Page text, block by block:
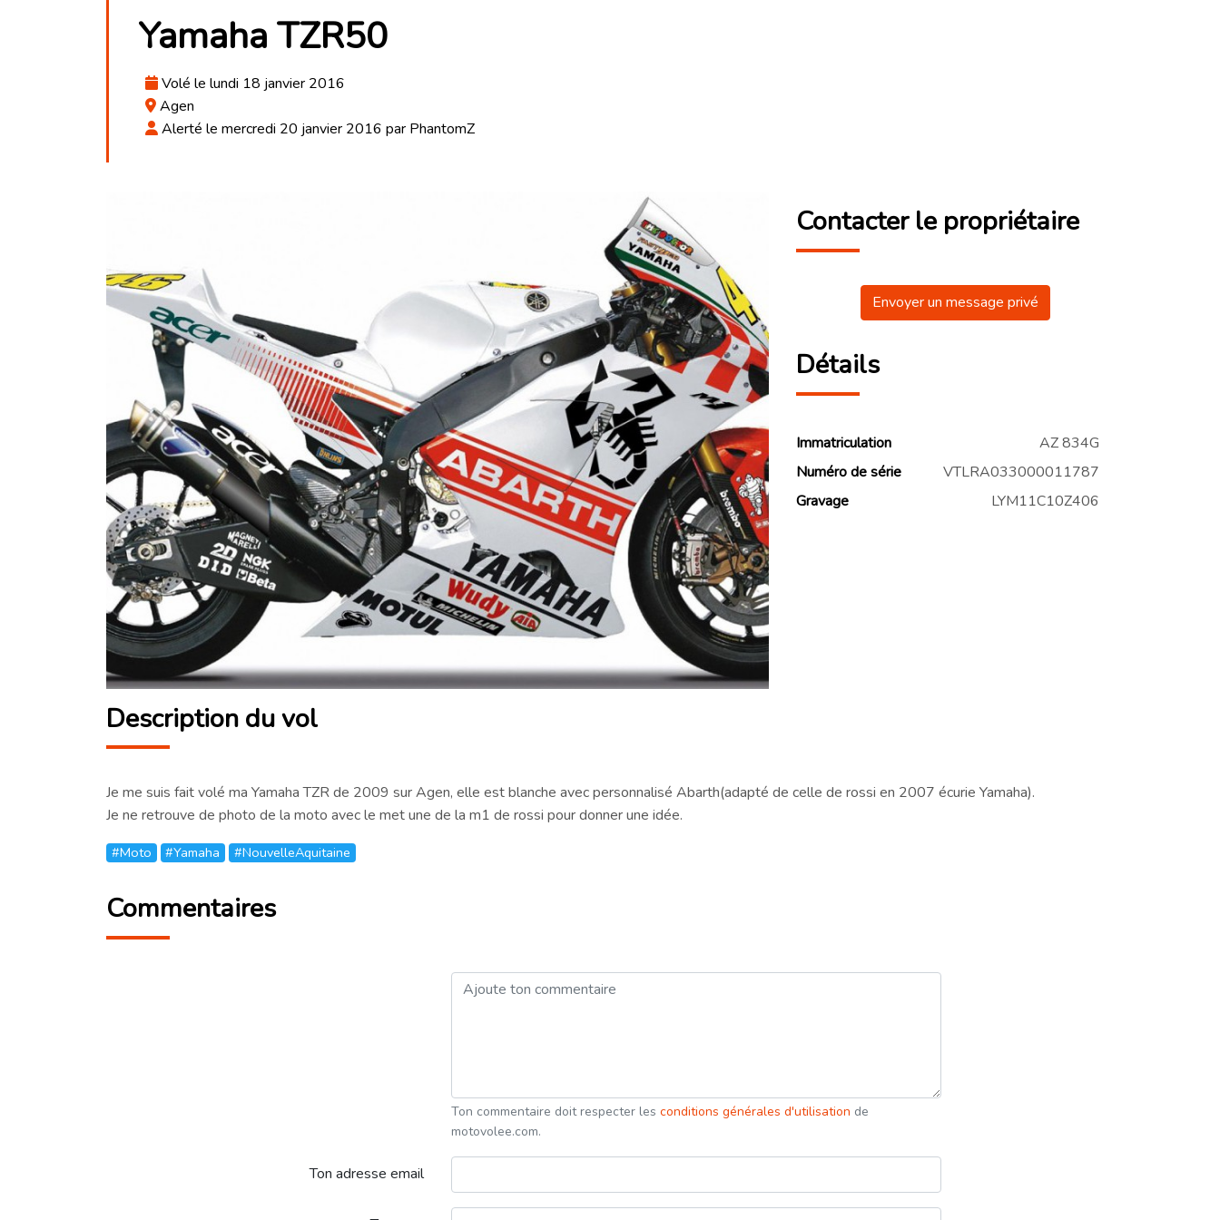
Yamaha TZR50
Volé le lundi 18 janvier 2016
Agen
Alerté le mercredi 20 janvier 2016 par PhantomZ
Contacter le propriétaire
Envoyer un message privé
Détails
Immatriculation
AZ 834G
Numéro de série
VTLRA033000011787
Gravage
LYM11C10Z406
Description du vol
Je me suis fait volé ma Yamaha TZR de 2009 sur Agen, elle est blanche avec personnalisé Abarth(adapté de celle de rossi en 2007 écurie Yamaha).
Je ne retrouve de photo de la moto avec le met une de la m1 de rossi pour donner une idée.
#Moto #Yamaha #NouvelleAquitaine
Commentaires
Ton commentaire doit respecter les conditions générales d'utilisation de
motovolee.com.
Ton adresse email